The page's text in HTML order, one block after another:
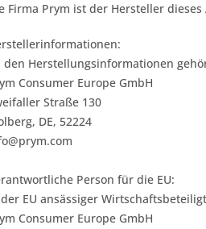
Firma Prym ist der Hersteller
den Herstellungsinformationen
Consumer Europe GmbH
Straße 130
DE, 52224
Person für die EU:
EU ansässiger
Consumer Europe GmbH